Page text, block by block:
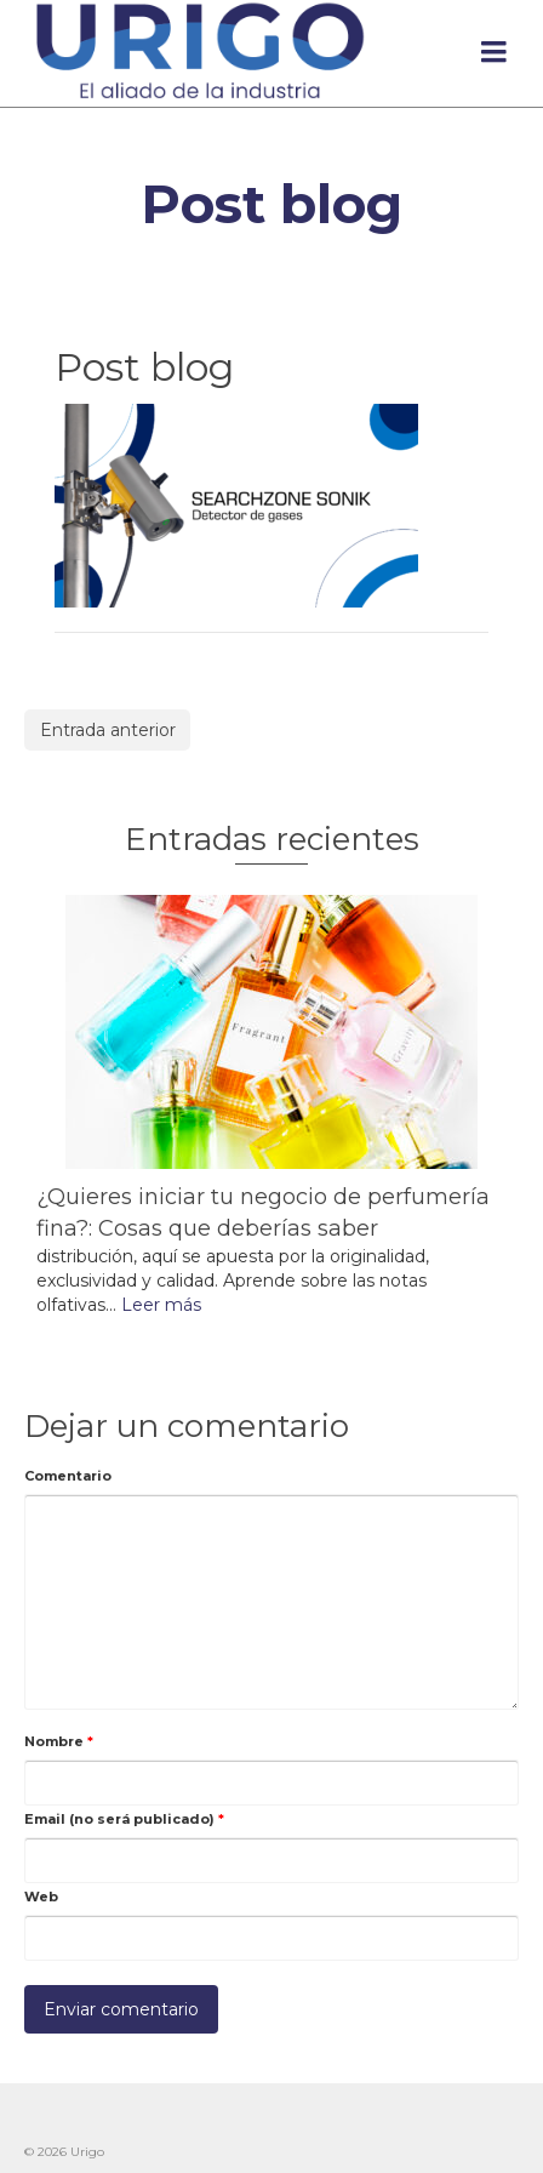
Post blog
Post blog
Entrada anterior
Entradas recientes
¿Quieres iniciar tu negocio de perfumería
fina?: Cosas que deberías saber
distribución, aquí se apuesta por la originalidad,
exclusividad y calidad. Aprende sobre las notas
olfativas... Leer más
Dejar un comentario
Comentario
Nombre *
Email (no será publicado) *
Web
© 2026 Urigo